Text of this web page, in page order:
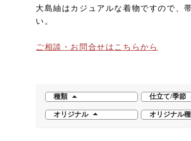
大島紬はカジュアルな着物ですので、
い。
ご相談・お問合せはこちらから
種類 仕立て/季節
オリジナル オリジナル